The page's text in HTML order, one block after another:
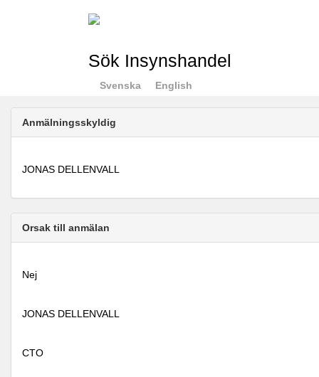
Sök Insynshandel
Svenska English
Anmälningsskyldig
JONAS DELLENVALL
Orsak till anmälan
Nej
JONAS DELLENVALL
CTO